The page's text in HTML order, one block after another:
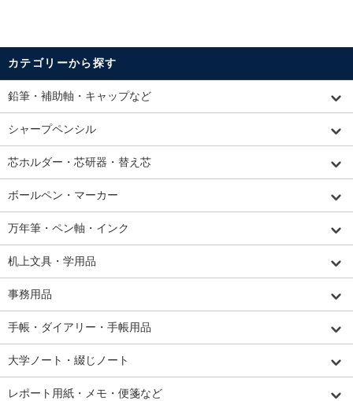
カテゴリーから探す
鉛筆・補助軸・キャップなど
シャープペンシル
芯ホルダー・芯研器・替え芯
ボールペン・マーカー
万年筆・ペン軸・インク
机上文具・学用品
事務用品
手帳・ダイアリー・手帳用品
大学ノート・綴じノート
レポート用紙・メモ・便箋など